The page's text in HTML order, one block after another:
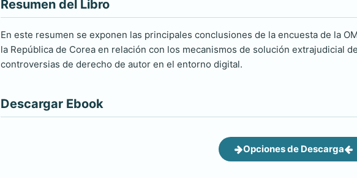
Resumen del Libro
En este resumen se exponen las principales conclusiones de la encuesta de la
la República de Corea en relación con los mecanismos de solución extrajudicial
controversias de derecho de autor en el entorno digital.
Descargar Ebook
Opciones de Descarga